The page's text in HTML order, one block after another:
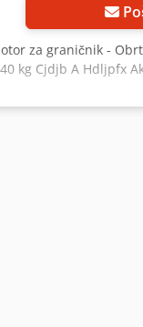
za graničnik -
kg Cjdjb A Hdljpfx